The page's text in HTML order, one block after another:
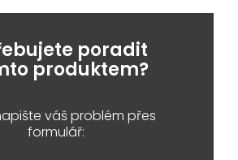
poradit
produktem?
váš problém přes
formulář: